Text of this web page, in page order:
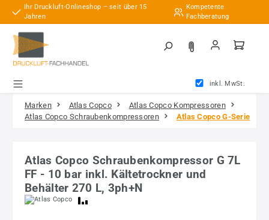
Zum Hauptinhalt springen
Ihr Druckluft-Onlineshop – seit über 15
Jahren
Kompetente
Fachberatung
inkl. MwSt.
Marken Atlas Copco
Atlas Copco Kompressoren
Atlas Copco Schraubenkompressoren
Atlas Copco G-Serie
Atlas Copco Schraubenkompressor G 7L
FF - 10 bar inkl. Kältetrockner und
Behälter 270 L, 3ph+N